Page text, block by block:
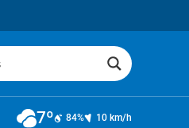
7º 84% 10 km/h